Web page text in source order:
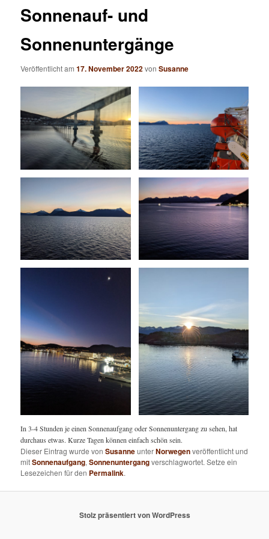
Sonnenauf- und
Sonnenuntergänge
Veröffentlicht am17. November 2022vonSusanne
In 3-4 Stunden je einen Sonnenaufgang oder Sonnenuntergang zu sehen, hat
durchaus etwas. Kurze Tagen können einfach schön sein.
Dieser Eintrag wurde vonSusanneunterNorwegenveröffentlicht und
mitSonnenaufgang,Sonnenuntergangverschlagwortet. Setze ein
Lesezeichen für den Permalink.
Stolz präsentiert von WordPress